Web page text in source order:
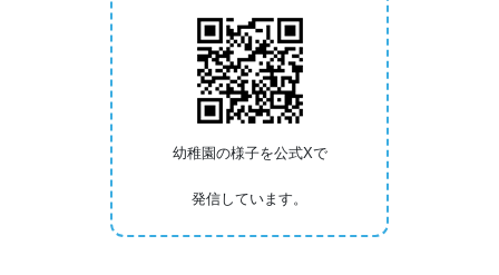
幼稚園の様子を公式Xで
発信しています。